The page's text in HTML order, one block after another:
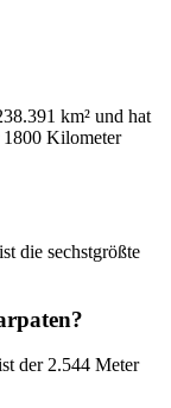
km² und hat
1800 Kilometer
die sechstgrößte
der 2.544 Meter